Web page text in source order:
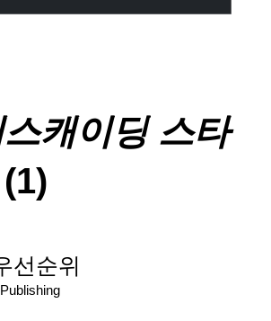
캐이딩 스타
선순위
Publishing